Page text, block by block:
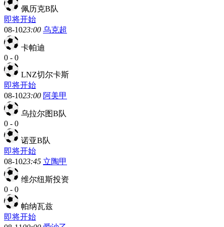
佩历克B队
即将开始
08-1023:00 乌克超
卡帕迪
0 - 0
LNZ切尔卡斯
即将开始
08-1023:00 阿美甲
乌拉尔图B队
0 - 0
诺亚B队
即将开始
08-1023:45 立陶甲
维尔纽斯投资
0 - 0
帕纳瓦兹
即将开始